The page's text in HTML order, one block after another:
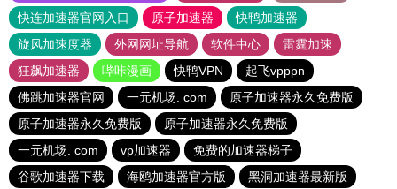
快连加速器官网入口
原子加速器
快鸭加速器
旋风加速度器
外网网址导航 软件中心
雷霆加速
狂飙加速器
哔咔漫画 快鸭VPN
起飞vpppn
佛跳加速器官网
一元机场. com
原子加速器永久免费版
原子加速器永久免费版
原子加速器永久免费版
一元机场. com
vp加速器
免费的加速器梯子
谷歌加速器下载
海鸥加速器官方版 黑洞加速器最新版